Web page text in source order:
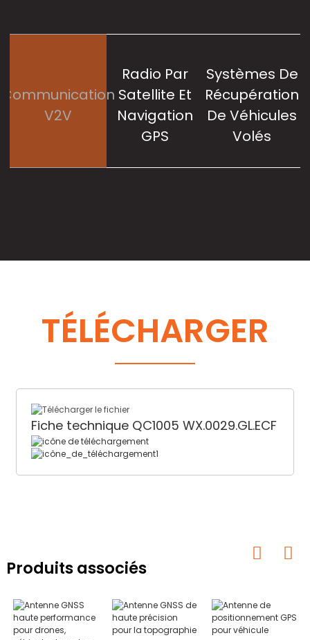
Communication
V2V
Radio Par
Satellite Et
Navigation
GPS
Systèmes De
Récupération
De Véhicules
Volés
TÉLÉCHARGER
Fiche technique QC1005 WX.0029.GL.ECF
Produits associés